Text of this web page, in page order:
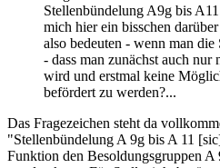
Stellenbündelung A9g bis
mich hier ein bisschen
also bedeuten - wenn man
- dass man zunächst auch nur
wird und erstmal keine
befördert zu werden?...
Das Fragezeichen steht da
"Stellenbündelung A 9g bis A 11
Funktion den Besoldungsgruppen